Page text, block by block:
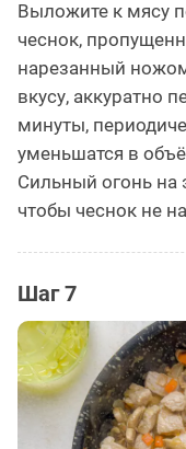
Выложите к мясу
чеснок,
нарезанный
вкусу, аккуратно
минуты,
уменьшатся в
Сильный огонь на
чтобы чеснок не
Шаг 7